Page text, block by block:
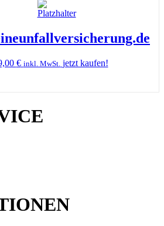
€ inkl. MwSt. jetzt kaufen!